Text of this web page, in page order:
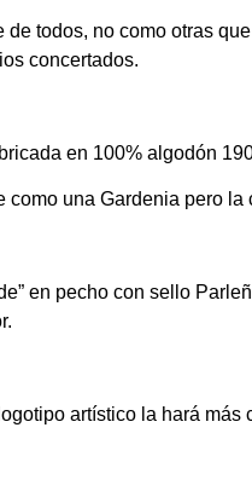
todos, no como otras
concertados.
en 100% algodón
como una Gardenia pero
en pecho con sello
artístico la hará